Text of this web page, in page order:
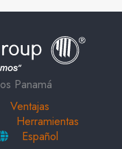
Panamá
Ventajas
Herramientas
Español